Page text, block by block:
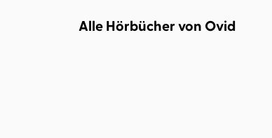
Alle Hörbücher von Ovid